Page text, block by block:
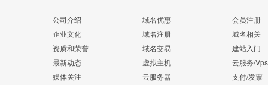
公司介绍
企业文化
资质和荣誉
最新动态
媒体关注
域名优惠
域名注册
域名交易
虚拟主机
云服务器
会员注册
域名相关
建站入门
云服务/Vps
支付/发票